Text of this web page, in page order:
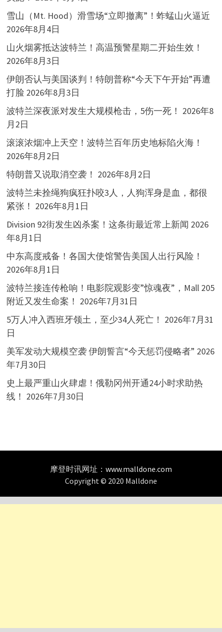
雪山（Mt. Hood）滑雪场“立即撤离”！蚱蜢山火逼近
2026年8月4日
山火烟雾抵达波特兰！高温预警星期二开始生效！
2026年8月3日
伊朗否认与美国谈判！特朗普称“今天下午开始”再遭
打脸 2026年8月3日
波特兰深夜派对发生大规模枪击，5伤一死！ 2026年8
月2日
滚滚浓烟冲上天空！波特兰百年历史地标陷火海！
2026年8月2日
特朗普又说取消空袭！ 2026年8月2日
波特兰未拴绳狗疯狂扑咬3人，人狗浑身是血，都很
紧张！ 2026年8月1日
Division 92街发生凶杀案！这条街最近常上新闻 2026
年8月1日
中东高度戒备！各国大使馆警告美国人出行风险！
2026年8月1日
波特兰接连传枪响！电影院观影变”惊魂夜”，Mall 205
附近又发生命案！ 2026年7月31日
5万人冲入西班牙领土，至少34人死亡！ 2026年7月31
日
美军发动大规模空袭 伊朗誓言“今天惩罚侵略者” 2026
年7月30日
史上最严重山火肆虐！俄勒冈州开通24小时求助热
线！ 2026年7月30日
摩登时讯网址： www.malldone.com
Copyright © 2020 Malldone